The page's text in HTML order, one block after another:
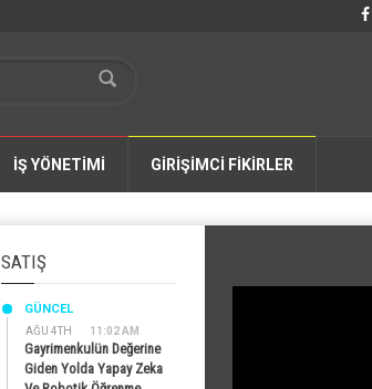
İŞ YÖNETİMİ GİRİŞİMCİ FİKİRLER
SATIŞ
AĞU 4TH 11:02 AM
GÜNCEL
Gayrimenkulün Değerine
Giden Yolda Yapay Zeka